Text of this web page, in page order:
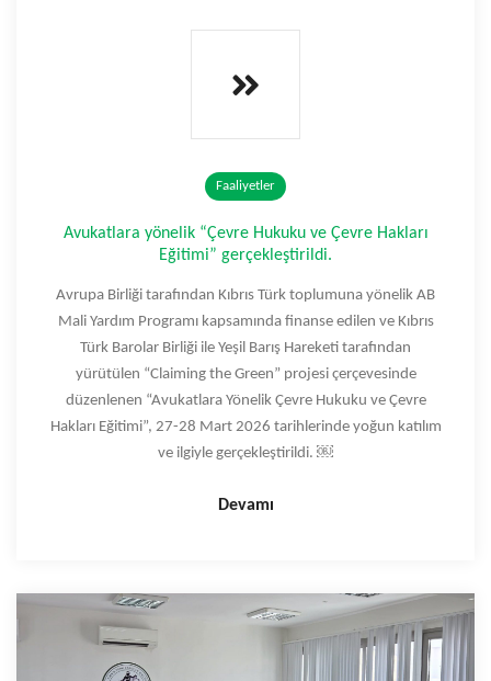
Faaliyetler
Avukatlara yönelik “Çevre Hukuku ve Çevre Hakları
Eğitimi” gerçekleştirildi.
Avrupa Birliği tarafından Kıbrıs Türk toplumuna yönelik AB
Mali Yardım Programı kapsamında finanse edilen ve Kıbrıs
Türk Barolar Birliği ile Yeşil Barış Hareketi tarafından
yürütülen “Claiming the Green” projesi çerçevesinde
düzenlenen “Avukatlara Yönelik Çevre Hukuku ve Çevre
Hakları Eğitimi”, 27-28 Mart 2026 tarihlerinde yoğun katılım
ve ilgiyle gerçekleştirildi. ￼
Devamı